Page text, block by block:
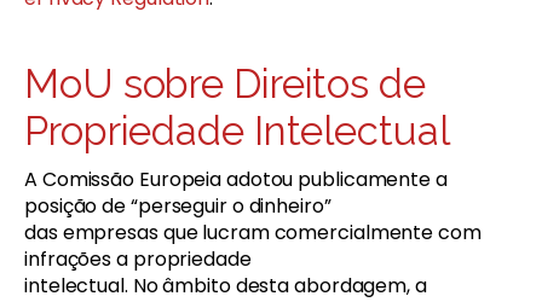
MoU sobre Direitos de
Propriedade Intelectual
A Comissão Europeia adotou publicamente a
posição de “perseguir o dinheiro”
das empresas que lucram comercialmente com
infrações a propriedade
intelectual. No âmbito desta abordagem, a